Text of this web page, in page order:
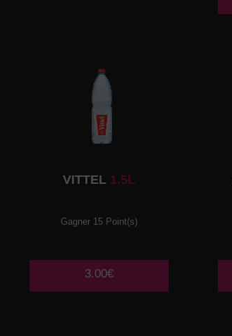
VITTEL 1.5L
Gagner 15 Point(s)
3.00€